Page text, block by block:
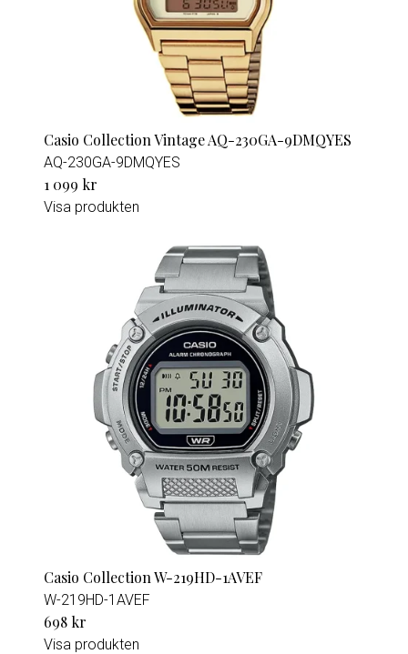
Casio Collection Vintage AQ-230GA-9DMQYES
AQ-230GA-9DMQYES
1 099 kr
Visa produkten
Casio Collection W-219HD-1AVEF
W-219HD-1AVEF
698 kr
Visa produkten